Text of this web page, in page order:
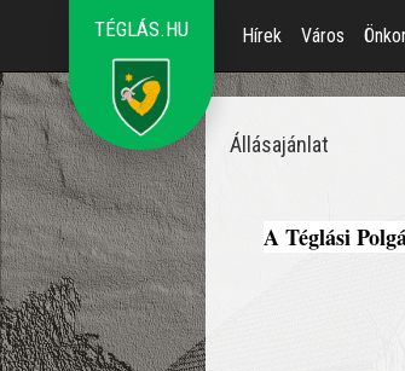
TÉGLÁS.HU Hírek Város
Állásajánlat
A Téglási